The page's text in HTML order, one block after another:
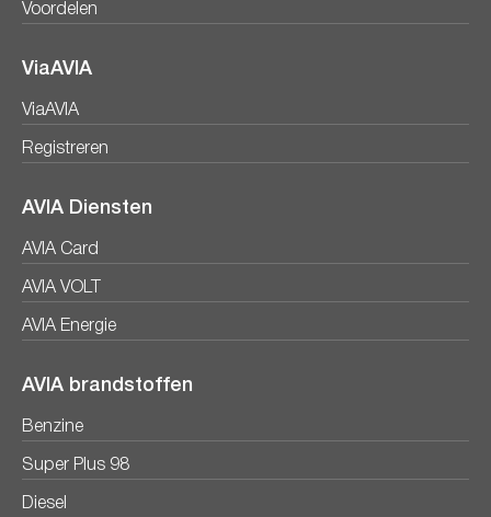
Voordelen
ViaAVIA
ViaAVIA
Registreren
AVIA Diensten
AVIA Card
AVIA VOLT
AVIA Energie
AVIA brandstoffen
Benzine
Super Plus 98
Diesel